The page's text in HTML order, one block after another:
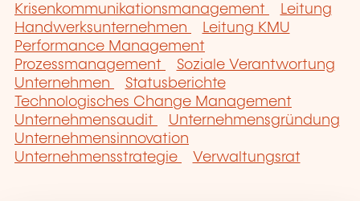
Krisenkommunikationsmanagement
Leitung
Handwerksunternehmen
Leitung KMU
Performance Management
Prozessmanagement
Soziale Verantwortung
Unternehmen
Statusberichte
Technologisches Change Management
Unternehmensaudit
Unternehmensgründung
Unternehmensinnovation
Unternehmensstrategie
Verwaltungsrat